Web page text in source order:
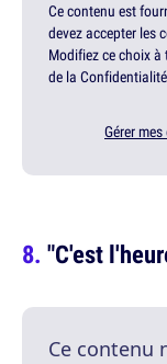
Ce contenu est
devez accepter les
Modifiez ce choix à
de la
Gérer
"C'est
Ce contenu